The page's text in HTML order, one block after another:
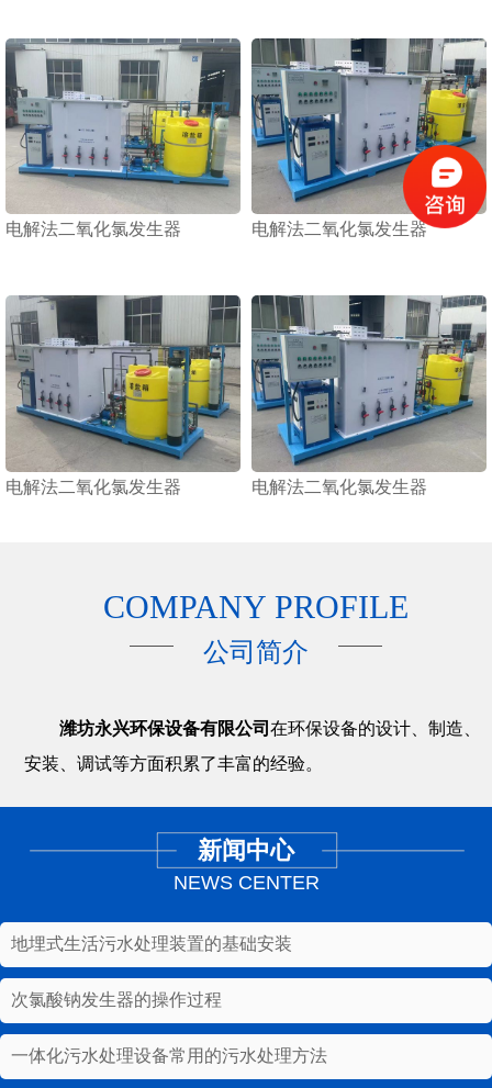
电解法二氧化氯发生器 电解法二氧化氯发生器
电解法二氧化氯发生器 电解法二氧化氯发生器
COMPANY PROFILE
公司简介
潍坊永兴环保设备有限公司在环保设备的设计、制造、
安装、调试等方面积累了丰富的经验。
新闻中心
NEWS CENTER
地埋式生活污水处理装置的基础安装
次氯酸钠发生器的操作过程
一体化污水处理设备常用的污水处理方法